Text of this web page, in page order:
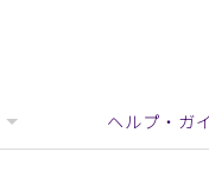
ヘルプ・ガ